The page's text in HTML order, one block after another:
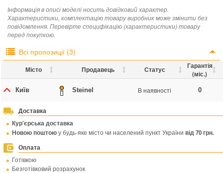
Інформація в описі моделі носить довідковий характер.
Характеристики, комплектацію товару виробник може змінити без
повідомлення. Перевірте специфікацію (характеристики) товару
перед покупкою.
Всі пропозиції (3)
Місто Продавець Статус
Гарантія
(міс.)
Київ Steinel В наявності 0
Доставка
Кур'єрська доставка
Новою поштоюу будь-яке місто чи населений пункт України від 70 грн.
Оплата
Готівкою
Безготівковий розрахунок